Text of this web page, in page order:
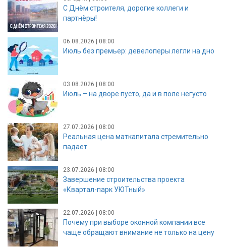
С Днём строителя, дорогие коллеги и
партнёры!
06.08.2026 | 08:00
Июль без премьер: девелоперы легли на дно
03.08.2026 | 08:00
Июль – на дворе пусто, да и в поле негусто
27.07.2026 | 08:00
Реальная цена маткапитала стремительно
падает
23.07.2026 | 08:00
Завершение строительства проекта
«Квартал-парк УЮТный»
22.07.2026 | 08:00
Почему при выборе оконной компании все
чаще обращают внимание не только на цену